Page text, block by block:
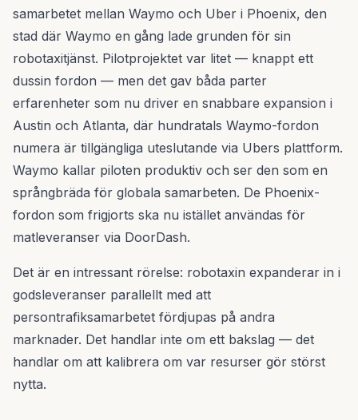
samarbetet mellan Waymo och Uber i Phoenix, den
stad där Waymo en gång lade grunden för sin
robotaxitjänst. Pilotprojektet var litet — knappt ett
dussin fordon — men det gav båda parter
erfarenheter som nu driver en snabbare expansion i
Austin och Atlanta, där hundratals Waymo-fordon
numera är tillgängliga uteslutande via Ubers plattform.
Waymo kallar piloten produktiv och ser den som en
språngbräda för globala samarbeten. De Phoenix-
fordon som frigjorts ska nu istället användas för
matleveranser via DoorDash.
Det är en intressant rörelse: robotaxin expanderar in i
godsleveranser parallellt med att
persontrafiksamarbetet fördjupas på andra
marknader. Det handlar inte om ett bakslag — det
handlar om att kalibrera om var resurser gör störst
nytta.